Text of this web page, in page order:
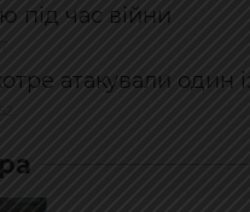
під час війни
атакували один